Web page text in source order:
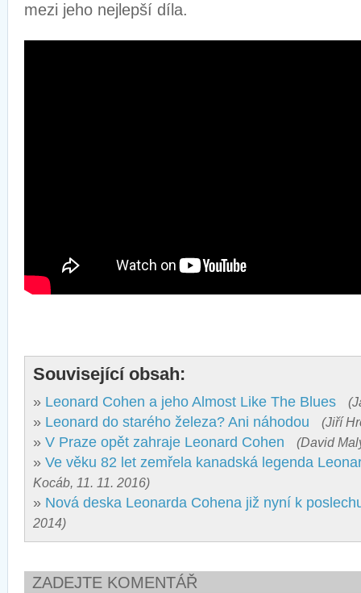
mezi jeho nejlepší díla.
Související obsah:
» Leonard Cohen a jeho Almost Like The Blues
» Leonard do starého železa? Ani náhodou (Jiří
» V Praze opět zahraje Leonard Cohen (David
» Ve věku 82 let zemřela kanadská legenda
Kocáb, 11. 11. 2016)
» Nová deska Leonarda Cohena již nyní k
2014)
ZADEJTE KOMENTÁŘ